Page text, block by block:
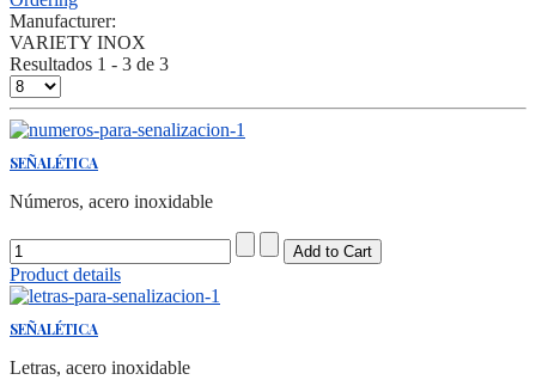
Manufacturer:
VARIETY INOX
Resultados 1 - 3 de 3
SEÑALÉTICA
Números, acero inoxidable
Product details
SEÑALÉTICA
Letras, acero inoxidable